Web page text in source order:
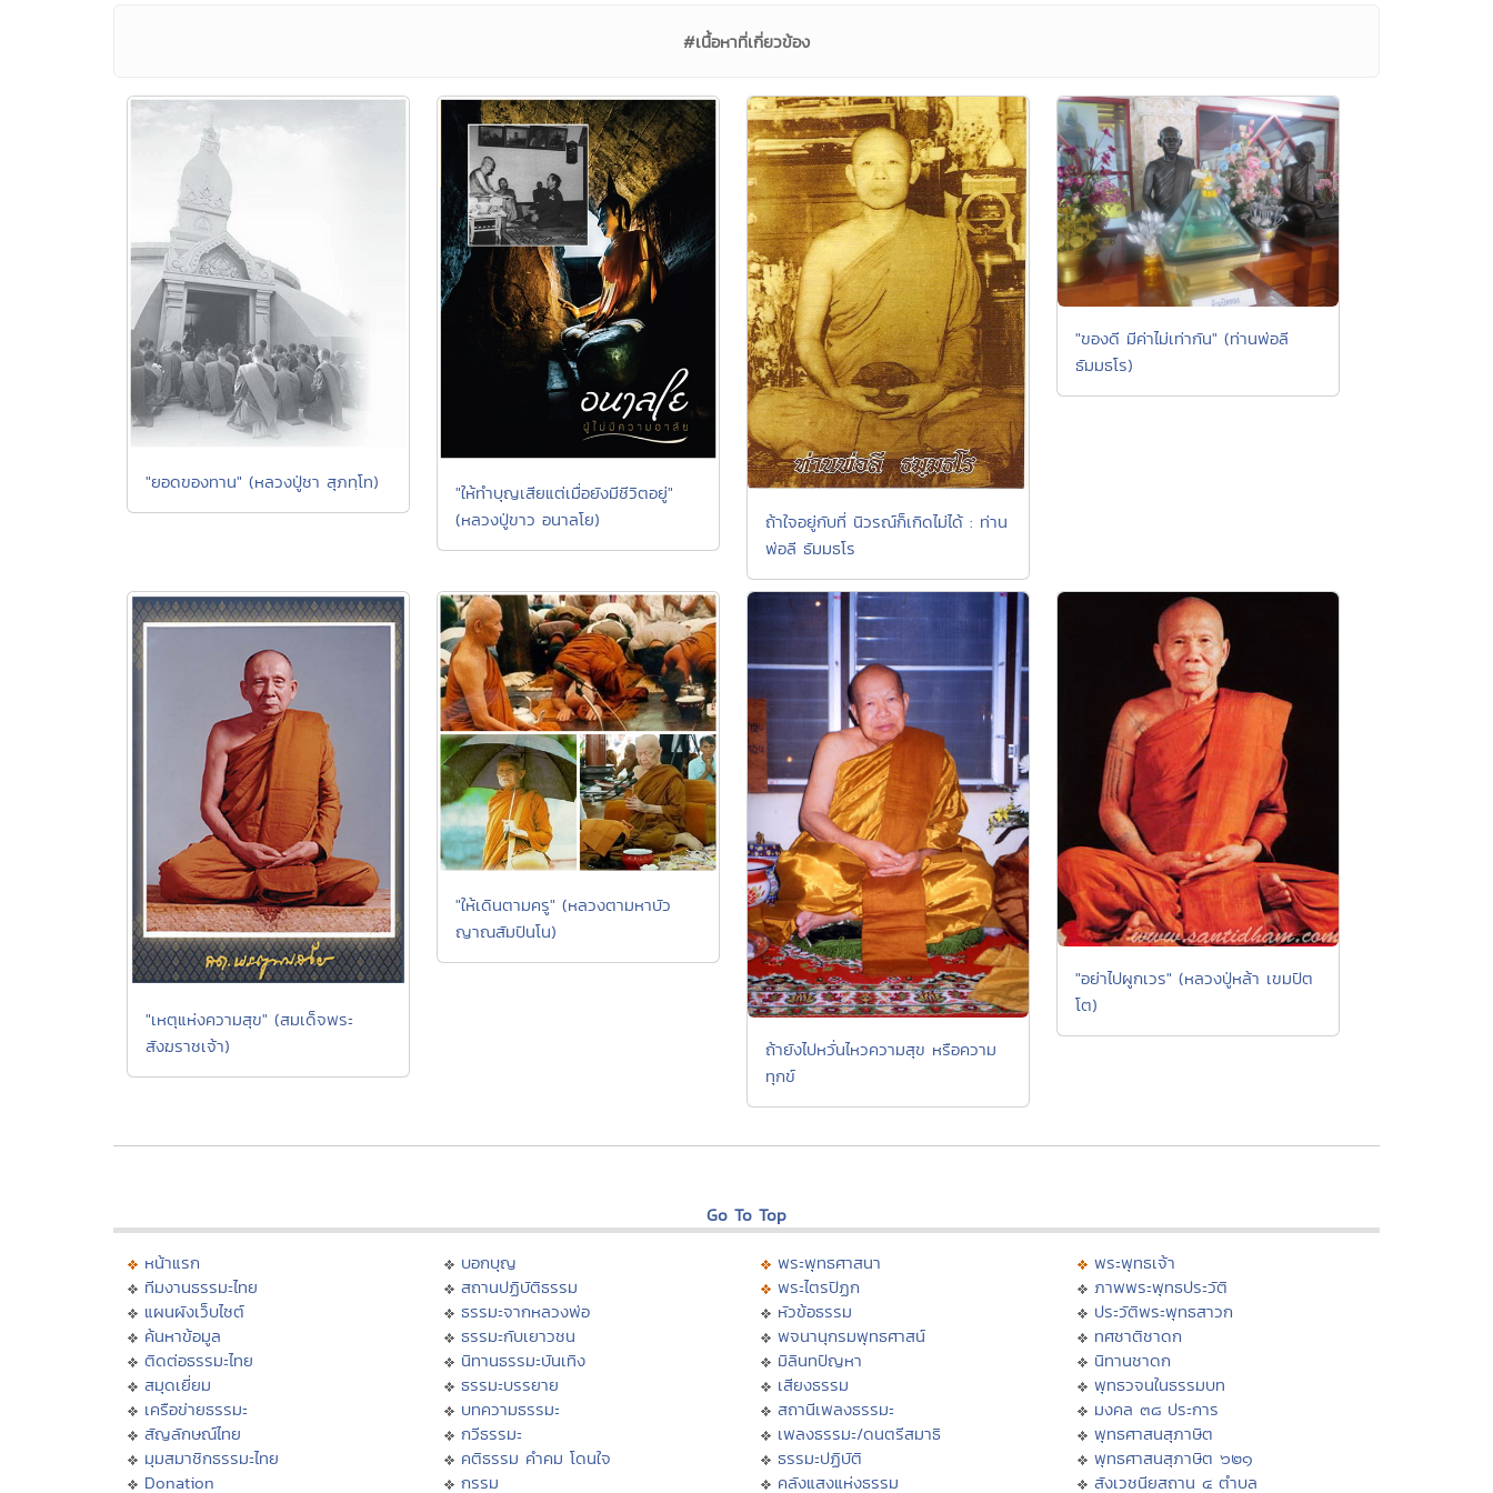
#เนื้อหาที่เกี่ยวข้อง
"ยอดของทาน" (หลวงปู่ชา สุภทฺโท)
"ให้ทำบุญเสียแต่เมื่อยังมีชีวิตอยู่"
(หลวงปู่ขาว อนาลโย)
ถ้าใจอยู่กับที่ นิวรณ์ก็เกิดไม่ได้ : ท่าน
พ่อลี ธัมมธโร
"ของดี มีค่าไม่เท่ากัน" (ท่านพ่อลี
ธัมมธโร)
"เหตุแห่งความสุข" (สมเด็จพระ
สังฆราชเจ้า)
"ให้เดินตามครู" (หลวงตามหาบัว
ญาณสัมปันโน)
ถ้ายังไปหวั่นไหวความสุข หรือความ
ทุกข์
"อย่าไปผูกเวร" (หลวงปู่หล้า เขมปัต
โต)
Go To Top
หน้าแรก
ทีมงานธรรมะไทย
แผนผังเว็บไซต์
ค้นหาข้อมูล
ติดต่อธรรมะไทย
สมุดเยี่ยม
เครือข่ายธรรมะ
สัญลักษณ์ไทย
มุมสมาชิกธรรมะไทย
Donation
บอกบุญ
สถานปฏิบัติธรรม
ธรรมะจากหลวงพ่อ
ธรรมะกับเยาวชน
นิทานธรรมะบันเทิง
ธรรมะบรรยาย
บทความธรรมะ
กวีธรรมะ
คติธรรม คำคม โดนใจ
กรรม
พระพุทธศาสนา
พระไตรปิฏก
หัวข้อธรรม
พจนานุกรมพุทธศาสน์
มิลินทปัญหา
เสียงธรรม
สถานีเพลงธรรมะ
เพลงธรรมะ/ดนตรีสมาธิ
ธรรมะปฏิบัติ
คลังแสงแห่งธรรม
พระพุทธเจ้า
ภาพพระพุทธประวัติ
ประวัติพระพุทธสาวก
ทศชาติชาดก
นิทานชาดก
พุทธวจนในธรรมบท
มงคล ๓๘ ประการ
พุทธศาสนสุภาษิต
พุทธศาสนสุภาษิต ๖๒๑
สังเวชนียสถาน ๔ ตำบล